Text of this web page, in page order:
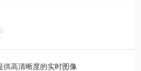
供高清晰度的实时图像